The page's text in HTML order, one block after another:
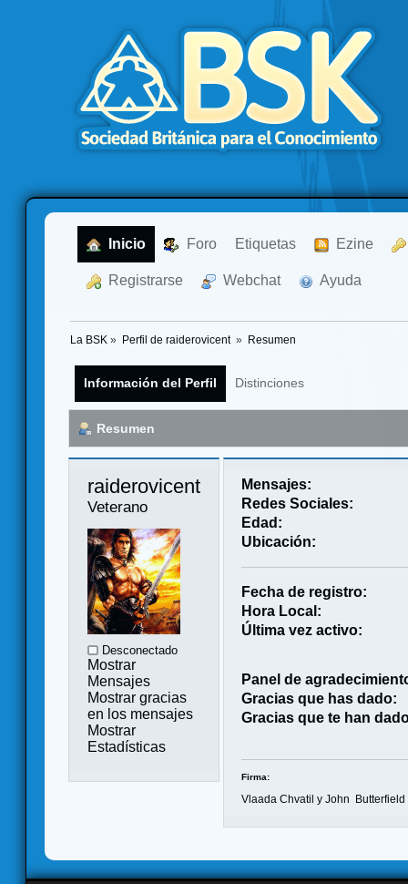
Inicio Foro Etiquetas Ezine
Registrarse Webchat Ayuda
La BSK » Perfil de raiderovicent » Resumen
Información del Perfil Distinciones
Resumen
Veterano
Desconectado
Mostrar
Mensajes
Mostrar gracias
en los mensajes
Mostrar
Estadísticas
Mensajes:
Redes Sociales:
Edad:
Ubicación:
Fecha de registro:
Hora Local:
Última vez activo:
Panel de
Gracias que has dado:
Gracias que te han
Firma:
Vlaada Chvatil y John